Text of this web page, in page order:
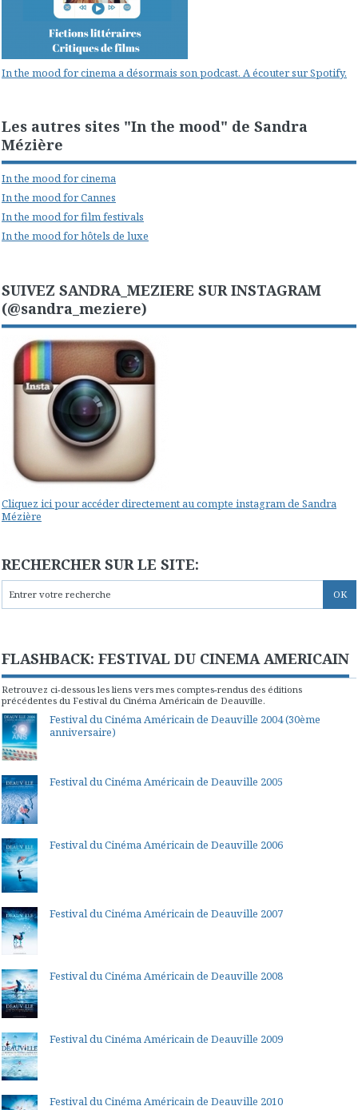
In the mood for cinema a désormais son podcast. A écouter sur Spotify.
Les autres sites "In the mood" de Sandra
Mézière
In the mood for cinema
In the mood for Cannes
In the mood for film festivals
In the mood for hôtels de luxe
SUIVEZ SANDRA_MEZIERE SUR INSTAGRAM
(@sandra_meziere)
Cliquez ici pour accéder directement au compte instagram de Sandra
Mézière
RECHERCHER SUR LE SITE:
FLASHBACK: FESTIVAL DU CINEMA AMERICAIN
Retrouvez ci-dessous les liens vers mes comptes-rendus des éditions
précédentes du Festival du Cinéma Américain de Deauville.
Festival du Cinéma Américain de Deauville 2004 (30ème
anniversaire)
Festival du Cinéma Américain de Deauville 2005
Festival du Cinéma Américain de Deauville 2006
Festival du Cinéma Américain de Deauville 2007
Festival du Cinéma Américain de Deauville 2008
Festival du Cinéma Américain de Deauville 2009
Festival du Cinéma Américain de Deauville 2010